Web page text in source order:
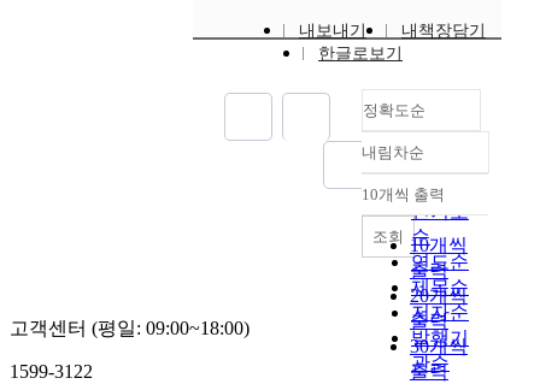
내보내기
내책장담기
한글로보기
정확도순
정확도
순
인기도
순
연도순
제목순
저자순
발행기
관순
내림차순
내림차순
10개씩 출력
10개씩
출력
20개씩
출력
30개씩
출력
조회
고객센터 (평일: 09:00~18:00)
1599-3122